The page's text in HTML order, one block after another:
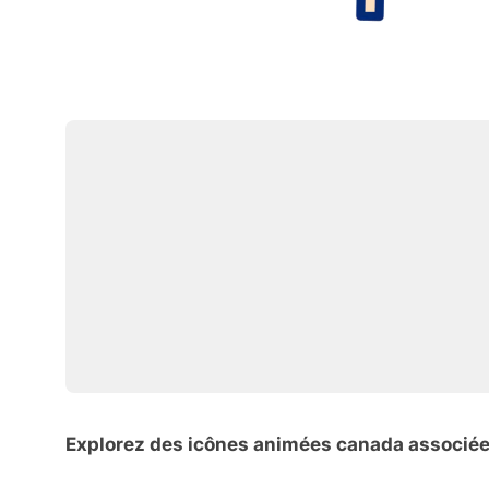
Explorez des icônes animées canada